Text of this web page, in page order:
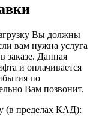
Вы должны
вам нужна услуга
заказе. Данная
и оплачивается
по
Вам позвонит.
(в пределах КАД):